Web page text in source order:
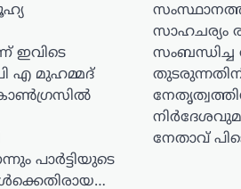
ഇവിടെ
എ മുഹമ്മദ്
പാർട്ടിയുടെ
സാഹചര്യം
സംബന്ധിച്ച
നേതാവ്
ആരോഗ്യ നിർദേശം
തലത്തിൽ ശ്രദ്ധ നേടുന്നു.
ഊർജം പകരാനും ചൂടിന്റെ
കുറയ്ക്കാനുമായി
പിന്നാലെ